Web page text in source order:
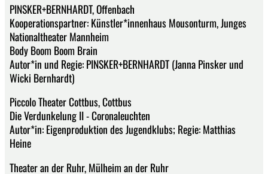
PINSKER+BERNHARDT, Offenbach
Kooperationspartner: Künstler*innenhaus Mousonturm, Junges
Nationaltheater Mannheim
Body Boom Boom Brain
Autor*in und Regie: PINSKER+BERNHARDT (Janna Pinsker und
Wicki Bernhardt)
Piccolo Theater Cottbus, Cottbus
Die Verdunkelung II - Coronaleuchten
Autor*in: Eigenproduktion des Jugendklubs; Regie: Matthias
Heine
Theater an der Ruhr, Mülheim an der Ruhr